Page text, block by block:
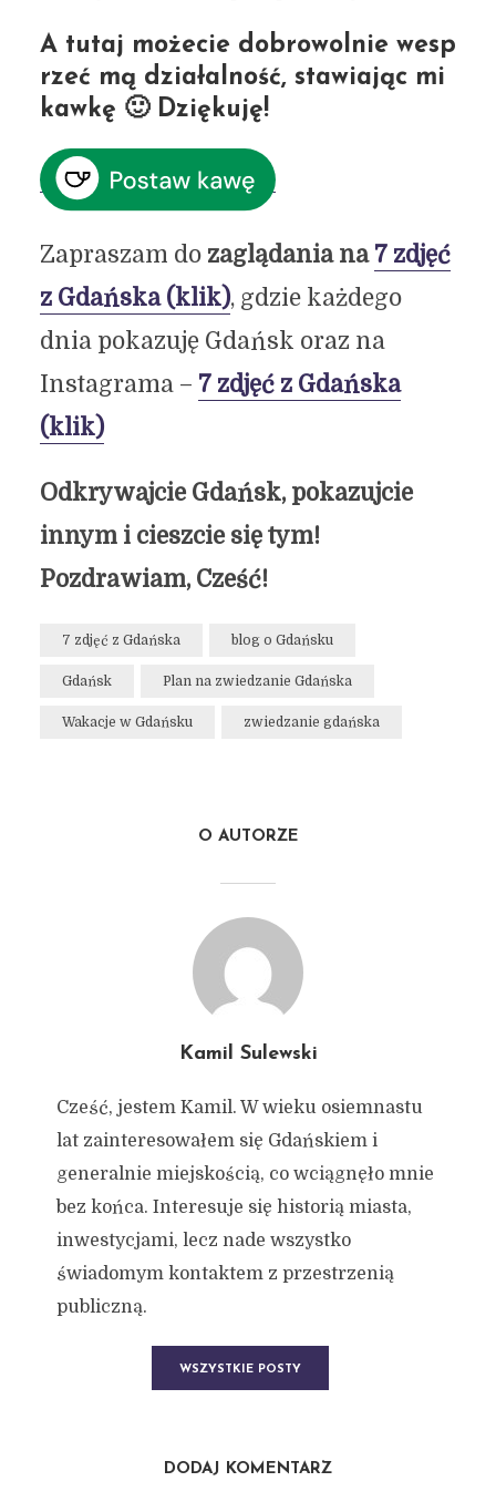
A tutaj możecie dobrowolnie wesp
rzeć mą działalność, stawiając mi
kawkę 🙂 Dziękuję!
Zapraszam do zaglądania na 7 zdjęć
z Gdańska (klik), gdzie każdego
dnia pokazuję Gdańsk oraz na
Instagrama – 7 zdjęć z Gdańska
(klik)
Odkrywajcie Gdańsk, pokazujcie
innym i cieszcie się tym!
Pozdrawiam, Cześć!
7 zdjęć z Gdańska blog o Gdańsku
Gdańsk Plan na zwiedzanie Gdańska
Wakacje w Gdańsku zwiedzanie gdańska
O AUTORZE
Kamil Sulewski
Cześć, jestem Kamil. W wieku osiemnastu
lat zainteresowałem się Gdańskiem i
generalnie miejskością, co wciągnęło mnie
bez końca. Interesuje się historią miasta,
inwestycjami, lecz nade wszystko
świadomym kontaktem z przestrzenią
publiczną.
WSZYSTKIE POSTY
DODAJ KOMENTARZ